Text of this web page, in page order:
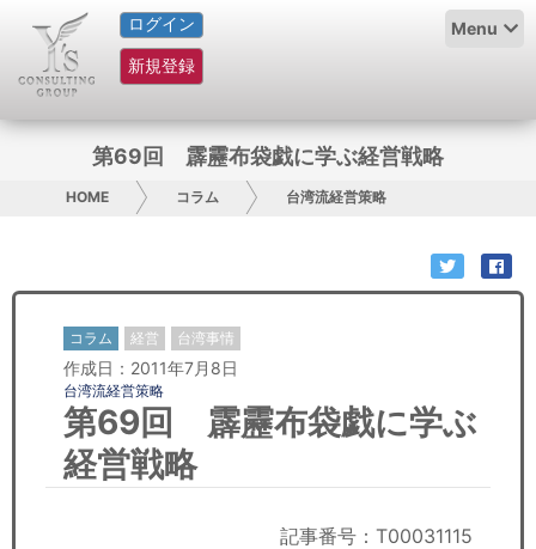
ログイン
新規登録
Menu
HOME
サービス紹介
グループ概要
日本人にPR
コンサルティング
リサーチ
第69回 霹靂布袋戯に学ぶ経営戦略
HOME コラム 台湾流経営策略
コラム 経営 台湾事情
作成日：2011年7月8日
台湾流経営策略
第69回 霹靂布袋戯に学ぶ
経営戦略
記事番号：T00031115